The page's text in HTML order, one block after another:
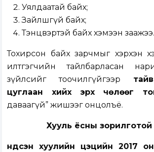
Уялдаатай байх;
Зайлшгүй байх;
Тэнцвэртэй байх хэмээн заажээ.
Тохирсон байх зарчмыг хэрхэн
илтгэгчийн тайлбарласан
зүйлсийг тоочилгүйгээр
цуглаан хийх эрх чөлөөг
даваагүй” жишээг онцолъё.
Хууль ёсны зорилготой
Үндсэн хуулийн цэцийн 2017